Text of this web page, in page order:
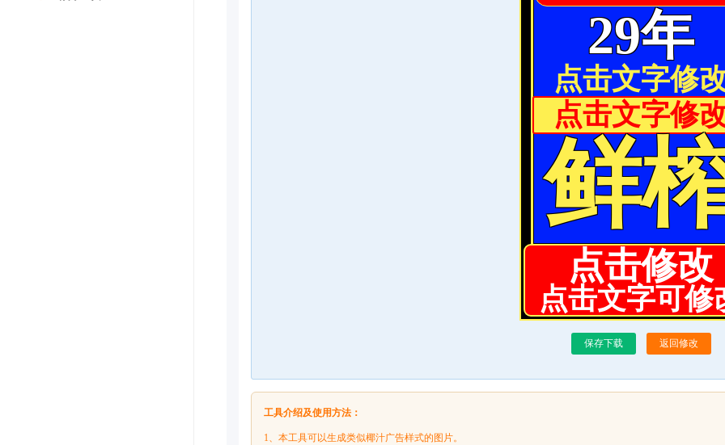
29年
点击文字修
点击文字修
点击修改
点击文字可修
保存下载 返回修改
工具介绍及使用方法：
1、本工具可以生成类似椰汁广告样式的图片。